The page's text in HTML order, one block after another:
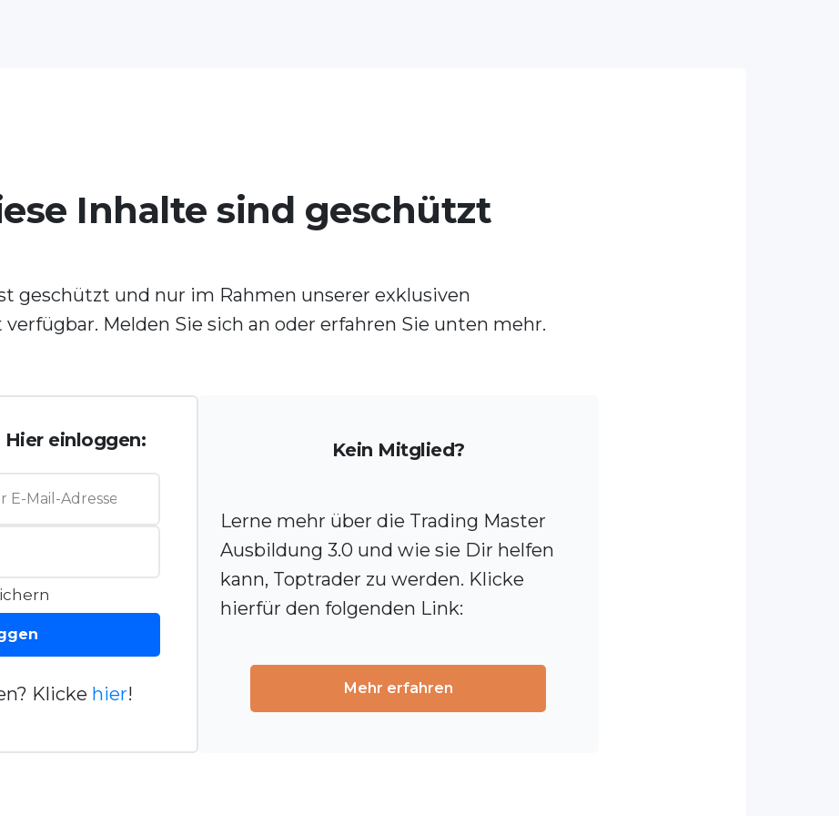
Inhalte sind geschützt
geschützt und nur im Rahmen unserer exklusiven
Melden Sie sich an oder erfahren Sie unten mehr.
einloggen:
Klicke hier!
Kein Mitglied?
Lerne mehr über die Trading Master
Ausbildung 3.0 und wie sie Dir helfen
kann, Toptrader zu werden. Klicke
hierfür den folgenden Link:
Mehr erfahren